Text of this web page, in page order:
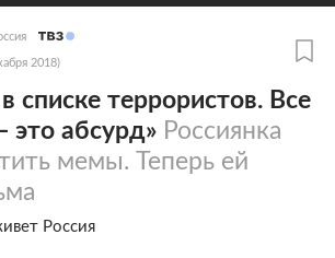
2018)
списке террористов. Все
абсурд» Россиянка
мемы. Теперь ей
Россия